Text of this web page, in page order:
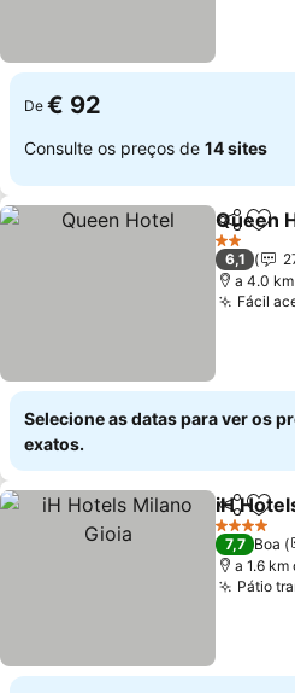
De € 92
Consulte os preços de 14 sites
Partilhar
Queen
2 Estrelas
6,1
a 4.0
Fácil
Selecione as datas para ver os
exatos.
Partilhar
iH
4 Estrelas
7,7 Boa
a 1.6
Pátio